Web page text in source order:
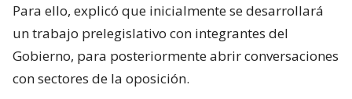
Para ello, explicó que inicialmente se desarrollará
un trabajo prelegislativo con integrantes del
Gobierno, para posteriormente abrir conversaciones
con sectores de la oposición.